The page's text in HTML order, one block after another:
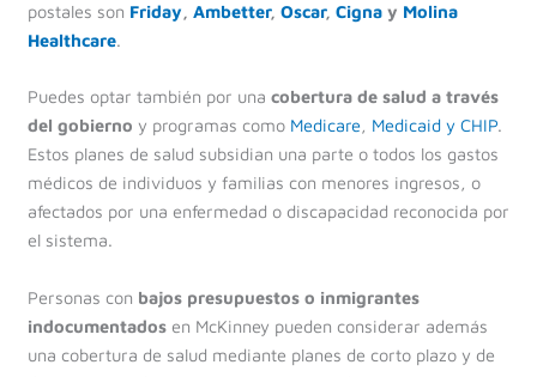
postales son Friday, Ambetter, Oscar, Cigna y Molina
Healthcare.
Puedes optar también por una cobertura de salud a través
del gobierno y programas como Medicare, Medicaid y CHIP.
Estos planes de salud subsidian una parte o todos los gastos
médicos de individuos y familias con menores ingresos, o
afectados por una enfermedad o discapacidad reconocida por
el sistema.
Personas con bajos presupuestos o inmigrantes
indocumentadosen McKinney pueden considerar además
una cobertura de salud mediante planes de corto plazo y de